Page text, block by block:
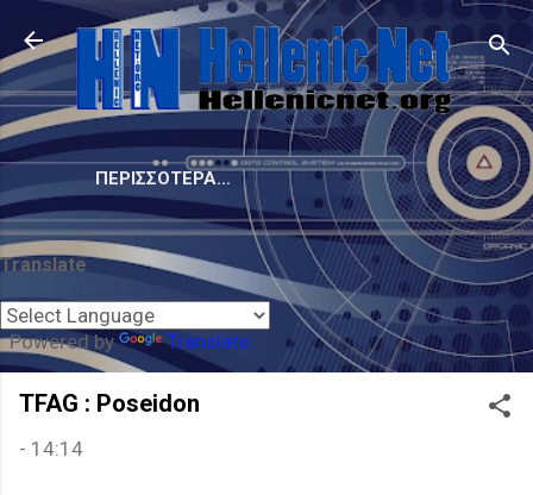
Μετάβαση στο κύριο περιεχόμενο
ΠΕΡΙΣΣΌΤΕΡΑ…
Translate
Powered by Translate
TFAG : Poseidon
- 14:14